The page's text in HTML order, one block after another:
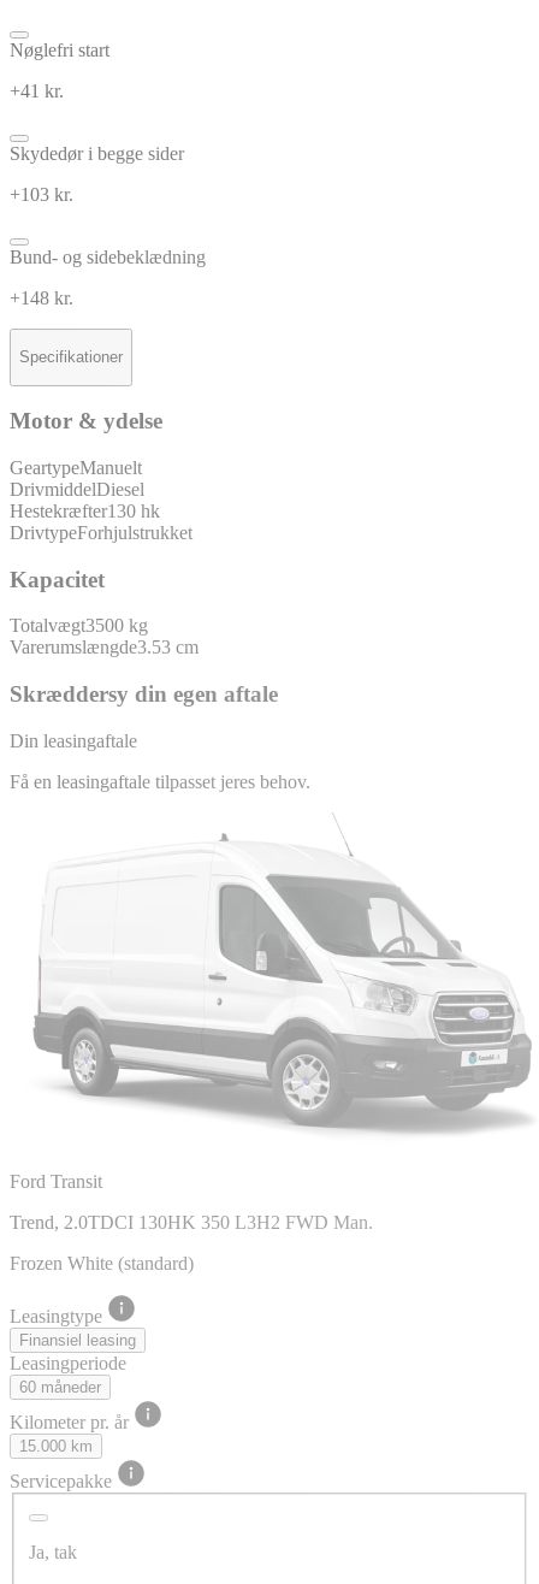
Nøglefri start
+41 kr.
Skydedør i begge sider
+103 kr.
Bund- og sidebeklædning
+148 kr.
Specifikationer
Motor & ydelse
GeartypeManuelt
DrivmiddelDiesel
Hestekræfter130 hk
DrivtypeForhjulstrukket
Kapacitet
Totalvægt3500 kg
Varerumslængde3.53 cm
Skræddersy din egen aftale
Din leasingaftale
Få en leasingaftale tilpasset jeres behov.
Ford Transit
Trend, 2.0TDCI 130HK 350 L3H2 FWD Man.
Frozen White (standard)
Leasingtype
Finansiel leasing
Leasingperiode
60 måneder
Kilometer pr. år
15.000 km
Servicepakke
Ja, tak